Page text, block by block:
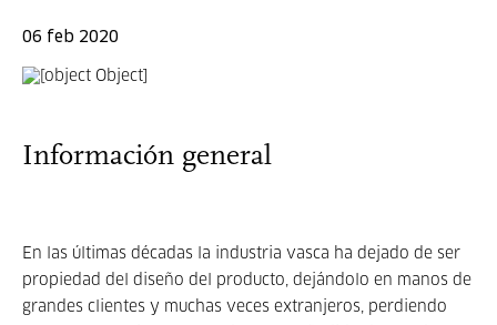
06 feb 2020
Información general
En las últimas décadas la industria vasca ha dejado de ser
propiedad del diseño del producto, dejándolo en manos de
grandes clientes y muchas veces extranjeros, perdiendo